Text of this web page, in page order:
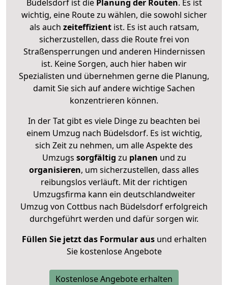
Büdelsdorf ist diePlanung der Routen. Es ist
wichtig, eine Route zu wählen, die sowohl sicher
als auch zeiteffizientist. Es ist auch ratsam,
sicherzustellen, dass die Route frei von
Straßensperrungen und anderen Hindernissen
ist. Keine Sorgen, auch hier haben wir
Spezialisten und übernehmen gerne die Planung,
damit Sie sich auf andere wichtige Sachen
konzentrieren können.
In der Tat gibt es viele Dinge zu beachten bei
einem Umzug nach Büdelsdorf. Es ist wichtig,
sich Zeit zu nehmen, um alle Aspekte des
Umzugs sorgfältig zu planen und zu
organisieren, um sicherzustellen, dass alles
reibungslos verläuft. Mit der richtigen
Umzugsfirma kann ein deutschlandweiter
Umzug von Cottbus nach Büdelsdorf erfolgreich
durchgeführt werden und dafür sorgen wir.
Füllen Sie jetzt das Formular ausund erhalten
Sie kostenlose Angebote
Kostenlose Angebote erhalten